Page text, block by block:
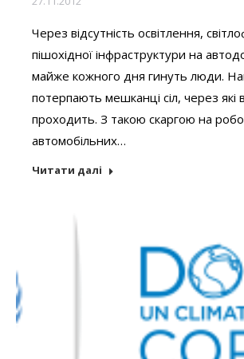
Через відсутність освітлення,
пішохідної інфраструктури на
майже кожного дня гинуть люди.
потерпають мешканці сіл, через які
проходить. З такою скаргою на
автомобільних…
Читати далі